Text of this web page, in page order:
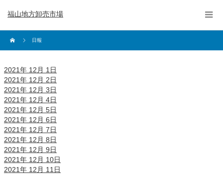
福山地方卸売市場
日報
2021年 12月 1日
2021年 12月 2日
2021年 12月 3日
2021年 12月 4日
2021年 12月 5日
2021年 12月 6日
2021年 12月 7日
2021年 12月 8日
2021年 12月 9日
2021年 12月 10日
2021年 12月 11日